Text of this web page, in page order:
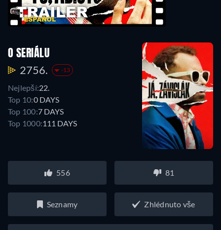
O SERIÁLU
2756. -13
Nejlepší:22.
Top 10:0 DAYS
Top 100:7 DAYS
Top 1000:111 DAYS
556 81
Seznamy Zhlédnuto vše